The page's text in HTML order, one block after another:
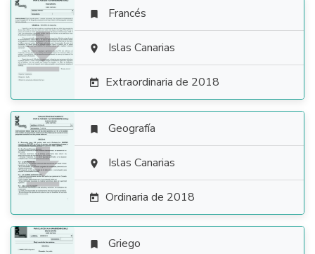

 Francés
 Islas Canarias
 Extraordinaria de 2018

 Geografía
 Islas Canarias
 Ordinaria de 2018
 Griego